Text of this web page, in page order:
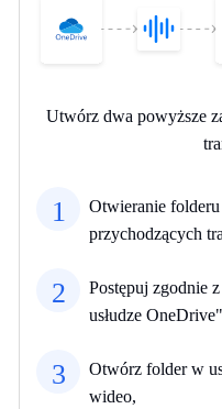
Utwórz dwa powyższe
1
Otwieranie
przychodzących
2
Postępuj zgodnie
usłudze
3
Otwórz folder w
wideo,